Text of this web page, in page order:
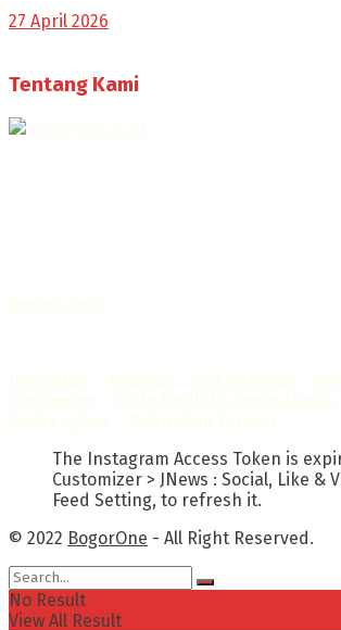
27 April 2026
Tentang Kami
The Instagram Access Token is
Customizer > JNews : Social, Like &
Feed Setting, to refresh it.
© 2022 BogorOne - All Right Reserved.
No Result
View All Result